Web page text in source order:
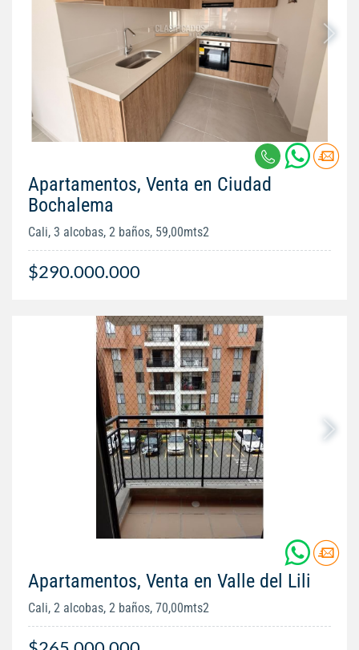
Apartamentos, Venta en Ciudad
Bochalema
Cali, 3 alcobas, 2 baños, 59,00mts2
$290.000.000
Apartamentos, Venta en Valle del Lili
Cali, 2 alcobas, 2 baños, 70,00mts2